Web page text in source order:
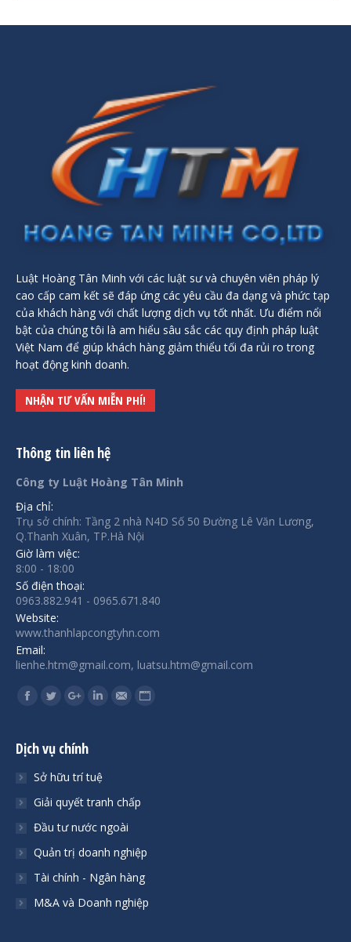
Luật Hoàng Tân Minh với các luật sư và chuyên viên pháp lý
cao cấp cam kết sẽ đáp ứng các yêu cầu đa dạng và phức tạp
của khách hàng với chất lượng dịch vụ tốt nhất. Ưu điểm nổi
bật của chúng tôi là am hiểu sâu sắc các quy định pháp luật
Việt Nam để giúp khách hàng giảm thiểu tối đa rủi ro trong
hoạt động kinh doanh.
NHẬN TƯ VẤN MIỄN PHÍ!
Thông tin liên hệ
Công ty Luật Hoàng Tân Minh
Địa chỉ:
Trụ sở chính: Tầng 2 nhà N4D Số 50 Đường Lê Văn Lương,
Q.Thanh Xuân, TP.Hà Nội
Giờ làm việc:
8:00 - 18:00
Số điện thoại:
0963.882.941 - 0965.671.840
Website:
www.thanhlapcongtyhn.com
Email:
lienhe.htm@gmail.com, luatsu.htm@gmail.com
Find us on:
Facebook
Twitter MailWebsite
Dịch vụ chính
Sở hữu trí tuệ
Giải quyết tranh chấp
Đầu tư nước ngoài
Quản trị doanh nghiệp
Tài chính - Ngân hàng
M&A và Doanh nghiệp